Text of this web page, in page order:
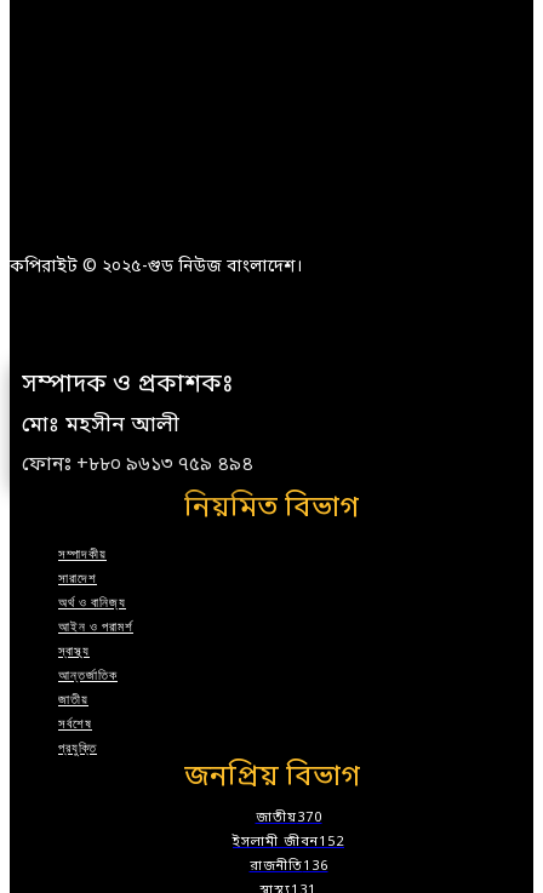
কপিরাইট © ২০২৫-গুড নিউজ বাংলাদেশ।
সম্পাদক ও প্রকাশকঃ
মোঃ মহসীন আলী
ফোনঃ +৮৮০ ৯৬১৩ ৭৫৯ ৪৯৪
নিয়মিত বিভাগ
সম্পাদকীয়
সারাদেশ
অর্থ ও বানিজ্য
আইন ও পরামর্শ
স্বাস্থ্য
আন্তর্জাতিক
জাতীয়
সর্বশেষ
প্রযুক্তি
জনপ্রিয় বিভাগ
জাতীয়370
ইসলামী জীবন152
রাজনীতি136